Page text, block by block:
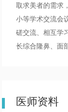
取求美者的需求
小等学术交流会
磋交流、相互学
长综合隆鼻、面
医师资料